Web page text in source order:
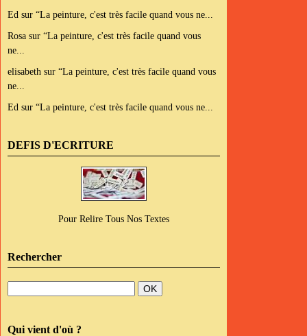
Ed sur “La peinture, c'est très facile quand vous ne...
Rosa sur “La peinture, c'est très facile quand vous
ne...
elisabeth sur “La peinture, c'est très facile quand vous
ne...
Ed sur “La peinture, c'est très facile quand vous ne...
DEFIS D'ECRITURE
Pour Relire Tous Nos Textes
Rechercher
Qui vient d'où ?